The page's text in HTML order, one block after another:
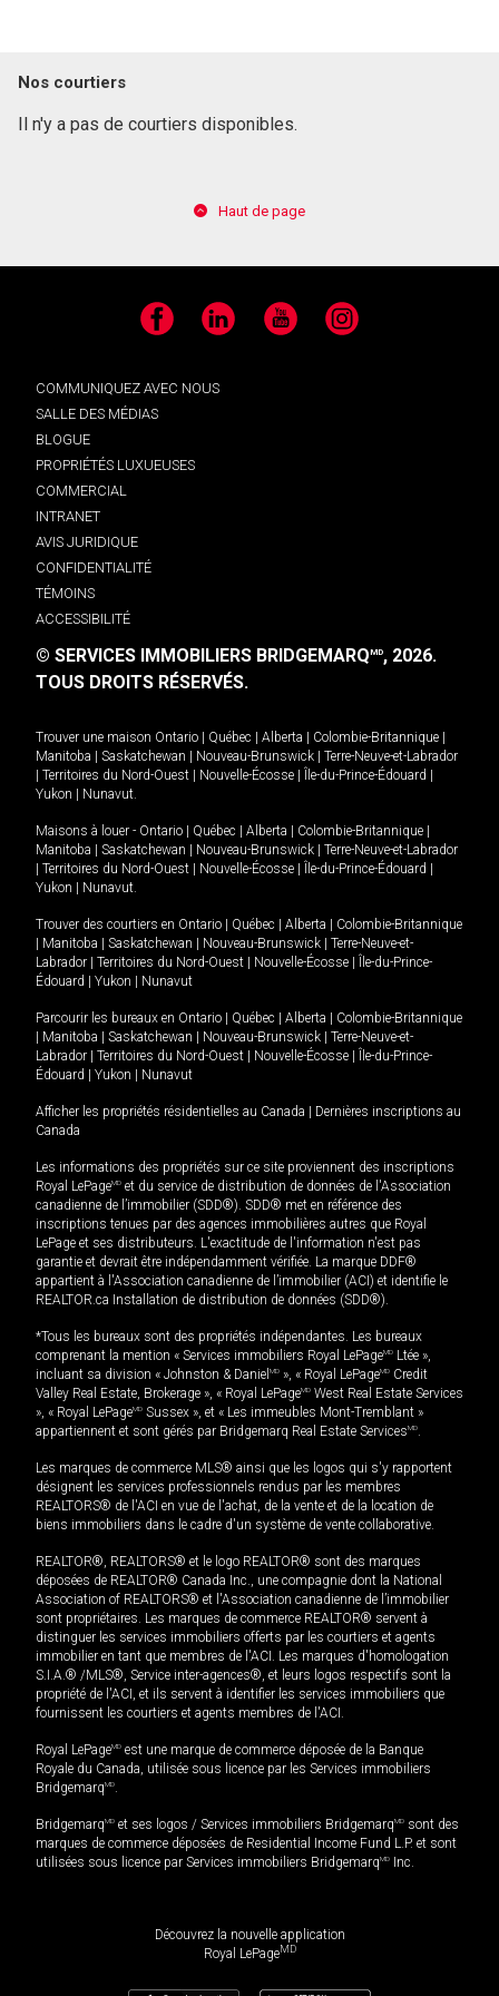
Nos courtiers
Il n'y a pas de courtiers disponibles.
Haut de page
Facebook LinkedIn YouTube Instagram
COMMUNIQUEZ AVEC NOUS
SALLE DES MÉDIAS
BLOGUE
PROPRIÉTÉS LUXUEUSES
COMMERCIAL
INTRANET
AVIS JURIDIQUE
CONFIDENTIALITÉ
TÉMOINS
ACCESSIBILITÉ
© SERVICES IMMOBILIERS BRIDGEMARQMD, 2026.
TOUS DROITS RÉSERVÉS.
Trouver une maison Ontario Québec Alberta Colombie-Britannique
Manitoba
Saskatchewan Nouveau-Brunswick
Terre-Neuve-et-Labrador
Territoires du Nord-Ouest Nouvelle-Écosse Île-du-Prince-Édouard
Yukon
Nunavut.
Maisons à louer - Ontario Québec Alberta Colombie-Britannique
Manitoba
Saskatchewan Nouveau-Brunswick
Terre-Neuve-et-Labrador
Territoires du Nord-Ouest Nouvelle-Écosse Île-du-Prince-Édouard
Yukon
Nunavut.
Trouver des courtiers en Ontario Québec Alberta
Colombie-Britannique
Manitoba Saskatchewan Nouveau-Brunswick
Terre-Neuve-et-
Labrador
Territoires du Nord-Ouest Nouvelle-Écosse
Île-du-Prince-
Édouard
Yukon Nunavut
Parcourir les bureaux en Ontario Québec Alberta
Colombie-Britannique
Manitoba Saskatchewan Nouveau-Brunswick
Terre-Neuve-et-
Labrador
Territoires du Nord-Ouest Nouvelle-Écosse
Île-du-Prince-
Édouard
Yukon Nunavut
Afficher les propriétés résidentielles au Canada
Dernières inscriptions au
Canada
Les informations des propriétés sur ce site proviennent des inscriptions
Royal LePageMD et du service de distribution de données de l'Association
canadienne de l’immobilier (SDD®). SDD® met en référence des
inscriptions tenues par des agences immobilières autres que Royal
LePage et ses distributeurs. L'exactitude de l'information n'est pas
garantie et devrait être indépendamment vérifiée. La marque DDF®
appartient à l'Association canadienne de l’immobilier (ACI) et identifie le
REALTOR.ca Installation de distribution de données (SDD®).
*Tous les bureaux sont des propriétés indépendantes. Les bureaux
comprenant la mention « Services immobiliers Royal LePageMD Ltée »,
incluant sa division « Johnston & Daniel MD », « Royal LePageMD Credit
Valley Real Estate, Brokerage », « Royal LePageMD West Real Estate Services
», « Royal LePageMD Sussex », et « Les immeubles Mont-Tremblant »
appartiennent et sont gérés par Bridgemarq Real Estate ServicesMD.
Les marques de commerce MLS® ainsi que les logos qui s'y rapportent
désignent les services professionnels rendus par les membres
REALTORS® de l'ACI en vue de l'achat, de la vente et de la location de
biens immobiliers dans le cadre d'un système de vente collaborative.
REALTOR®, REALTORS® et le logo REALTOR® sont des marques
déposées de REALTOR® Canada Inc., une compagnie dont la National
Association of REALTORS® et l'Association canadienne de l’immobilier
sont propriétaires. Les marques de commerce REALTOR® servent à
distinguer les services immobiliers offerts par les courtiers et agents
immobilier en tant que membres de l'ACI. Les marques d'homologation
S.I.A.® /MLS®, Service inter-agences®, et leurs logos respectifs sont la
propriété de l'ACI, et ils servent à identifier les services immobiliers que
fournissent les courtiers et agents membres de l'ACI.
Royal LePageMD est une marque de commerce déposée de la Banque
Royale du Canada, utilisée sous licence par les Services immobiliers
BridgemarqMD.
BridgemarqMD et ses logos / Services immobiliers BridgemarqMD sont des
marques de commerce déposées de Residential Income Fund L.P. et sont
utilisées sous licence par Services immobiliers BridgemarqMD Inc.
Découvrez la nouvelle application
Royal LePageMD